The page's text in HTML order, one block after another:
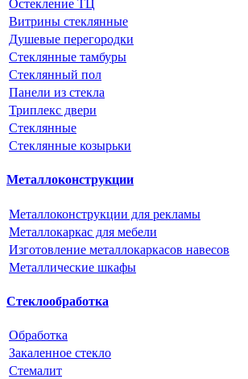
Остекление ТЦ
Витрины стеклянные
Душевые перегородки
Стеклянные тамбуры
Стеклянный пол
Панели из стекла
Триплекс двери
Стеклянные
Стеклянные козырьки
Металлоконструкции
Металлоконструкции для рекламы
Металлокаркас для мебели
Изготовление металлокаркасов навесов
Металлические шкафы
Стеклообработка
Обработка
Закаленное стекло
Стемалит